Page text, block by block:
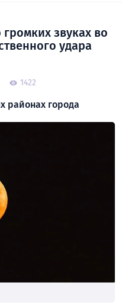
звуках во
удара
1422
районах города